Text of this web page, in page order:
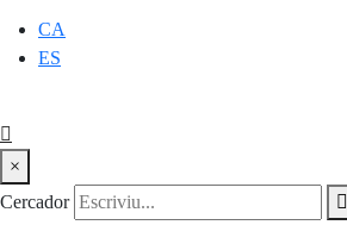
CA
ES
×
Cercador